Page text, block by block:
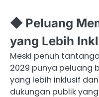
◆ Peluang
yang Lebih
Meski penuh
2029 punya peluang
yang lebih inklusif
dukungan publik